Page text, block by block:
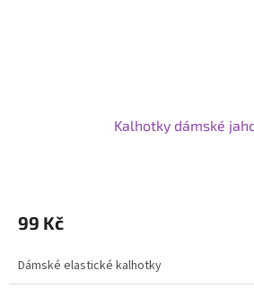
Kalhotky dámské
99 Kč
Dámské elastické kalhotky